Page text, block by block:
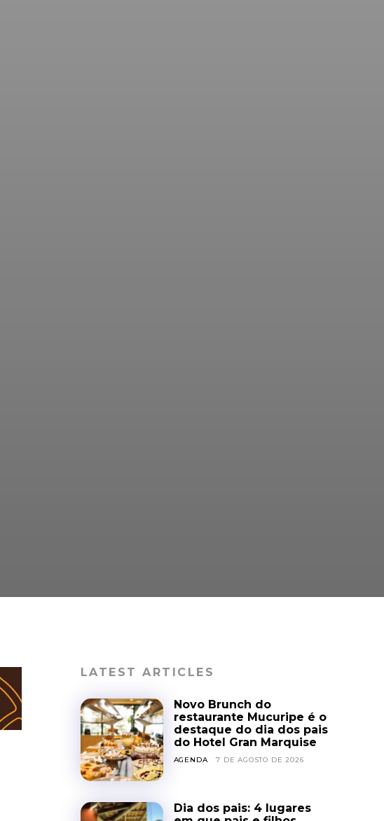
LATEST ARTICLES
Novo Brunch do
restaurante Mucuripe é o
destaque do dia dos pais
do Hotel Gran Marquise
AGENDA 7 DE AGOSTO DE 2026
Dia dos pais: 4 lugares